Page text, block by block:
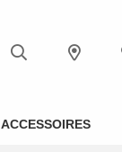
ACCESSOIRES